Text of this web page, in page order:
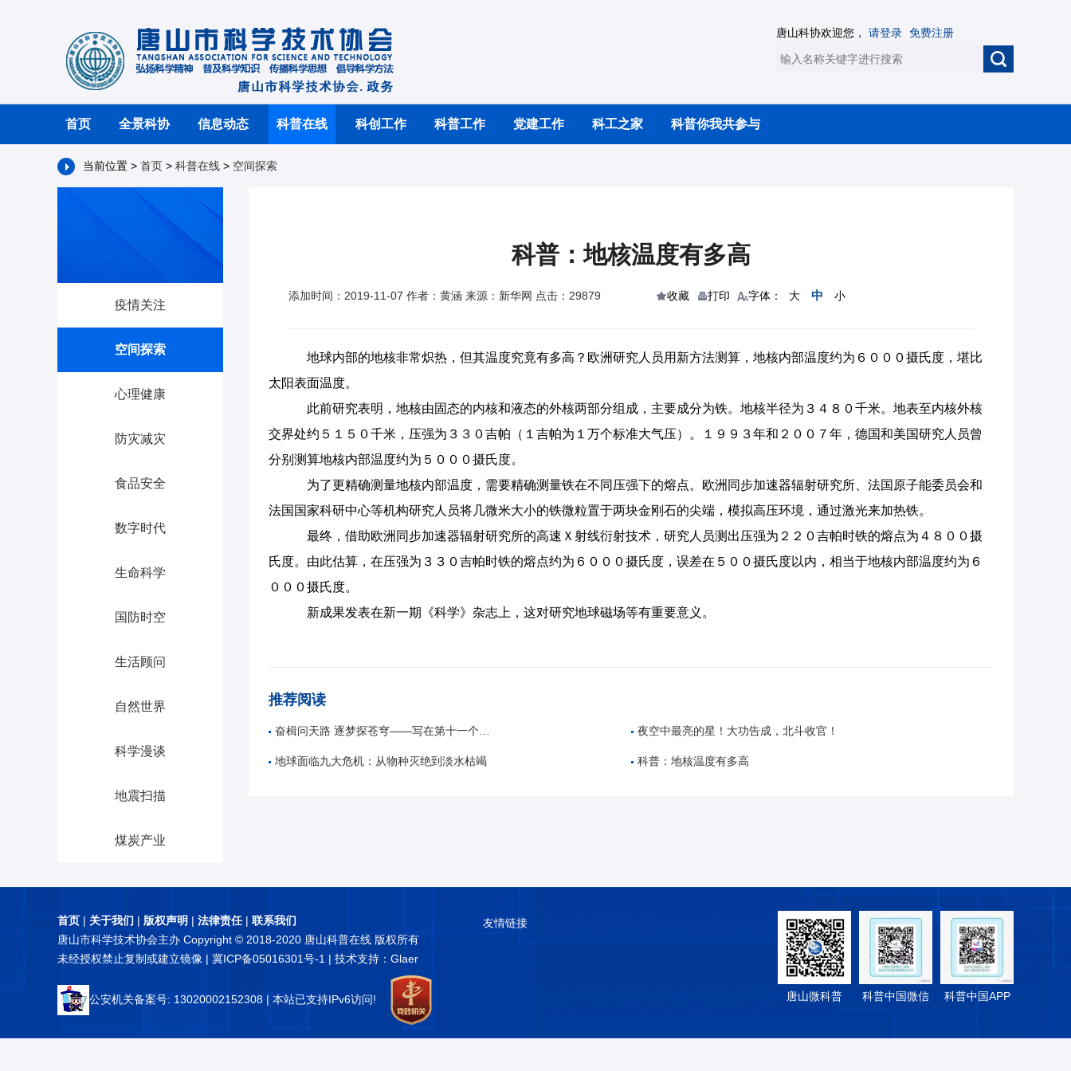
唐山科协欢迎您， 请登录 免费注册
首页 全景科协 信息动态 科普在线 科创工作 科普工作 党建工作 科工之家 科普你我共参与
当前位置 > 首页 > 科普在线 > 空间探索
疫情关注
空间探索
心理健康
防灾减灾
食品安全
数字时代
生命科学
国防时空
生活顾问
自然世界
科学漫谈
地震扫描
煤炭产业
科普：地核温度有多高
添加时间：2019-11-07 作者：黄涵 来源：新华网 点击：29879 收藏 打印 字体： 大 中 小
地球内部的地核非常炽热，但其温度究竟有多高？欧洲研究人员用新方法测算，地核内部温度约为６０００摄氏度，堪比
太阳表面温度。
此前研究表明，地核由固态的内核和液态的外核两部分组成，主要成分为铁。地核半径为３４８０千米。地表至内核外核
交界处约５１５０千米，压强为３３０吉帕（１吉帕为１万个标准大气压）。１９９３年和２００７年，德国和美国研究人员曾
分别测算地核内部温度约为５０００摄氏度。
为了更精确测量地核内部温度，需要精确测量铁在不同压强下的熔点。欧洲同步加速器辐射研究所、法国原子能委员会和
法国国家科研中心等机构研究人员将几微米大小的铁微粒置于两块金刚石的尖端，模拟高压环境，通过激光来加热铁。
最终，借助欧洲同步加速器辐射研究所的高速Ｘ射线衍射技术，研究人员测出压强为２２０吉帕时铁的熔点为４８００摄
氏度。由此估算，在压强为３３０吉帕时铁的熔点约为６０００摄氏度，误差在５００摄氏度以内，相当于地核内部温度约为６
０００摄氏度。
新成果发表在新一期《科学》杂志上，这对研究地球磁场等有重要意义。
推荐阅读
奋楫问天路 逐梦探苍穹——写在第十一个“中国航天日”之际 夜空中最亮的星！大功告成，北斗收官！
地球面临九大危机：从物种灭绝到淡水枯竭 科普：地核温度有多高
首页 | 关于我们 | 版权声明 | 法律责任| 联系我们
唐山市科学技术协会主办 Copyright © 2018-2020 唐山科普在线 版权所有
未经授权禁止复制或建立镜像 | 冀ICP备05016301号-1 | 技术支持：Glaer
公安机关备案号: 13020002152308 | 本站已支持IPv6访问!
友情链接
唐山微科普 科普中国微信 科普中国APP